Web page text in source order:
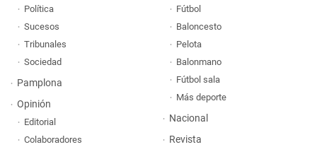
Política
Sucesos
Tribunales
Sociedad
Pamplona
Opinión
Editorial
Colaboradores
Fútbol
Baloncesto
Pelota
Balonmano
Fútbol sala
Más deporte
Nacional
Revista